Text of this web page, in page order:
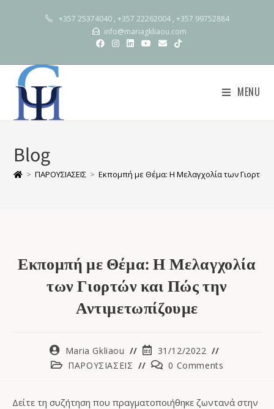
+357 25374040, +357 22262004, +357 99752884
info@mariagkliaou.com
MENU
Blog
> ΠΑΡΟΥΣΙΑΣΕΙΣ > Εκπομπή με Θέμα: Η Μελαγχολία των Γιορτών
Εκπομπή με Θέμα: Η Μελαγχολία
των Γιορτών και Πώς την
Αντιμετωπίζουμε
Maria Gkliaou
31/12/2022
ΠΑΡΟΥΣΙΑΣΕΙΣ
0 Comments
Δείτε τη συζήτηση που πραγματοποιήθηκε ζωντανά στην